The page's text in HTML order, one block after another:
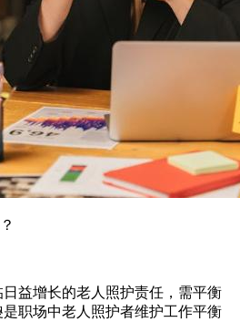
益增长的老人照护责任，需平衡
职场中老人照护者维护工作平衡